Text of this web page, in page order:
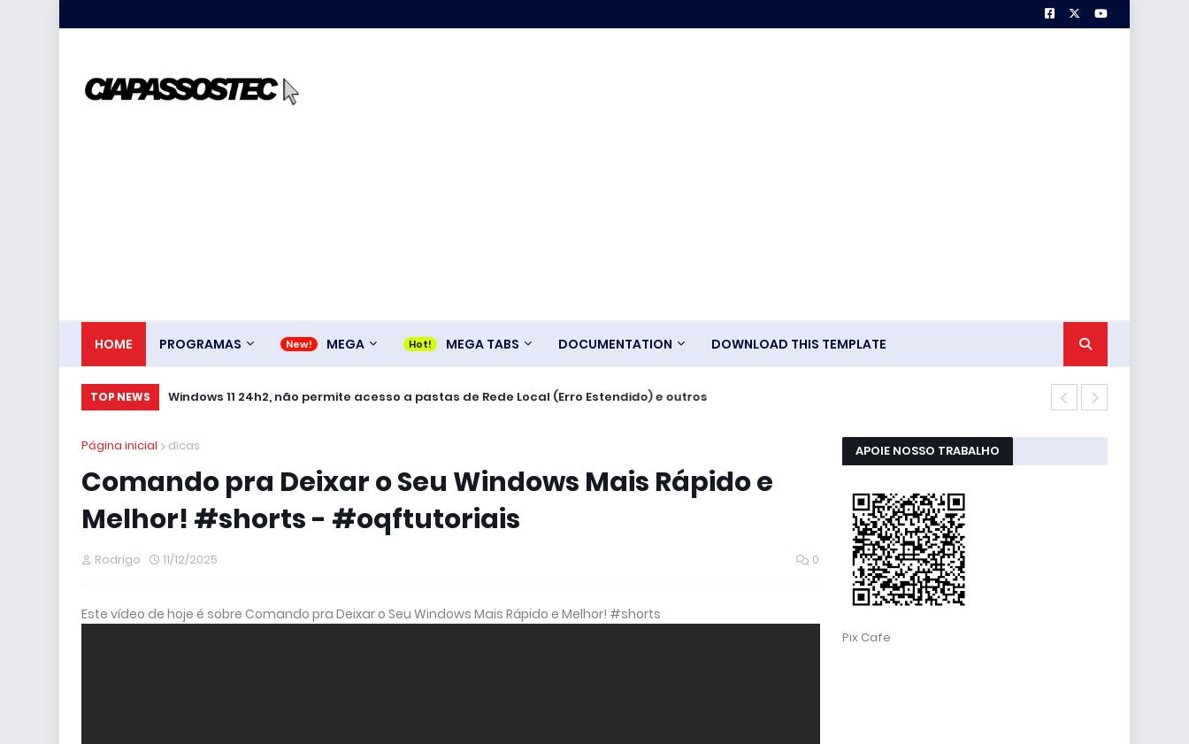
HOME PROGRAMAS MEGA MEGA TABS DOCUMENTATION DOWNLOAD THIS TEMPLATE
TOP NEWS Windows 11 24h2, não permite acesso a pastas de Rede Local (Erro Estendido) e outros
Página inicial dicas
Comando pra Deixar o Seu Windows Mais Rápido e
Melhor! #shorts - #oqftutoriais
Rodrigo 11/12/2025 0
Este vídeo de hoje é sobre Comando pra Deixar o Seu Windows Mais Rápido e Melhor! #shorts
APOIE NOSSO TRABALHO
Pix Cafe